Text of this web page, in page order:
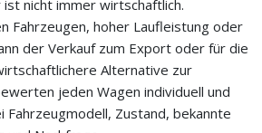
nicht immer wirtschaftlich.
Fahrzeugen, hoher Laufleistung oder
der Verkauf zum Export oder für die
Alternative zur
jeden Wagen individuell und
Fahrzeugmodell, Zustand, bekannte